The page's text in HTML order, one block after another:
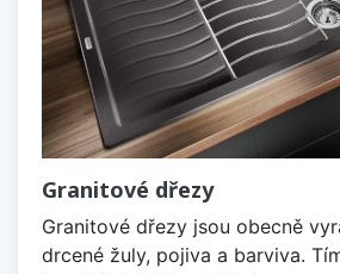
Granitové dřezy
Granitové dřezy jsou obecně
drcené žuly, pojiva a barviva.